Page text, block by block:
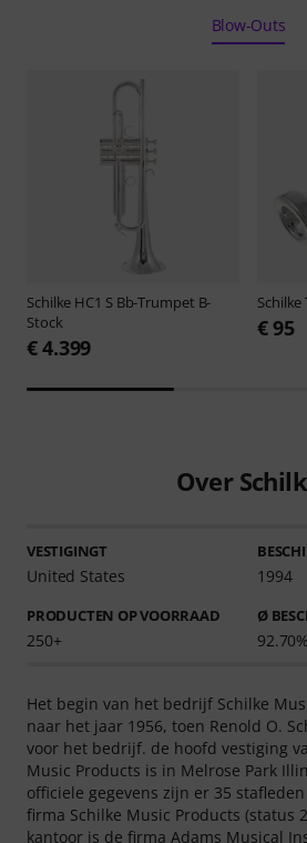
Blow-Outs
Schilke HC1 S Bb-Trumpet B-
Stock
€ 4.399
Schilke
€ 95
Over
VESTIGINGT
United States 1994
PRODUCTEN OP VOORRAAD
250+
Ø
Het begin van het bedrijf Schilke
naar het jaar 1956, toen Renold O.
voor het bedrijf. de hoofd vestiging
Music Products is in Melrose Park
officiele gegevens zijn er 35
firma Schilke Music Products (status
kantoor is de firma Adams Musical